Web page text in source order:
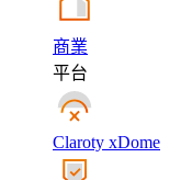
商業
平台
Claroty xDome